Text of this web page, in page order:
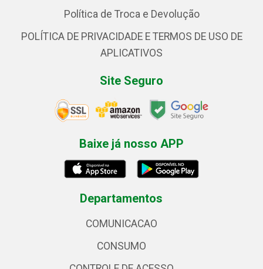
Política de Troca e Devolução
POLÍTICA DE PRIVACIDADE E TERMOS DE USO DE
APLICATIVOS
Site Seguro
Baixe já nosso APP
Departamentos
COMUNICACAO
CONSUMO